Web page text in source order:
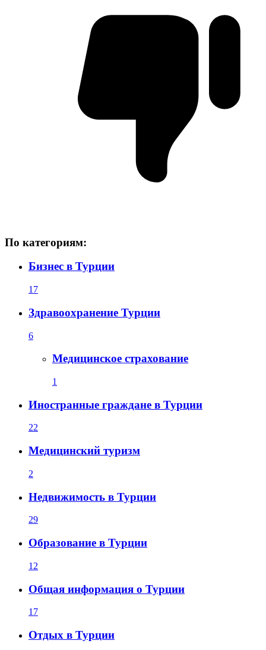
По категориям:
Бизнес в Турции
17
Здравоохранение Турции
6
Медицинское страхование
1
Иностранные граждане в Турции
22
Медицинский туризм
2
Недвижимость в Турции
29
Образование в Турции
12
Общая информация о Турции
17
Отдых в Турции